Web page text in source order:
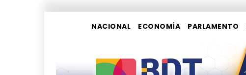
NACIONAL ECONOMÍA PARLAMENTO